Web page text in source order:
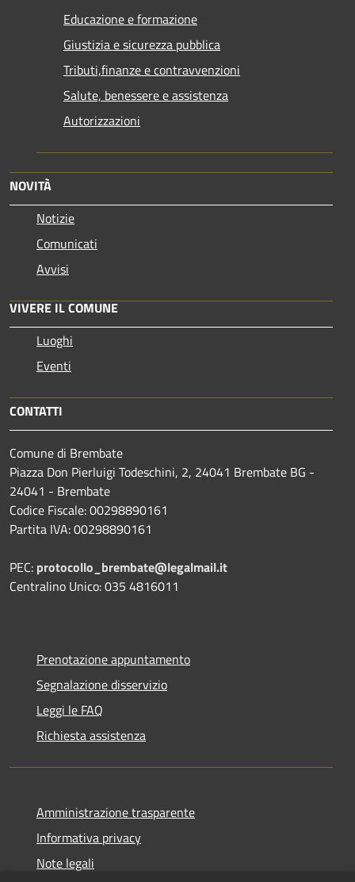
Educazione e formazione
Giustizia e sicurezza pubblica
Tributi,finanze e contravvenzioni
Salute, benessere e assistenza
Autorizzazioni
NOVITÀ
Notizie
Comunicati
Avvisi
VIVERE IL COMUNE
Luoghi
Eventi
CONTATTI
Comune di Brembate
Piazza Don Pierluigi Todeschini, 2, 24041 Brembate BG -
24041 - Brembate
Codice Fiscale: 00298890161
Partita IVA: 00298890161
PEC: protocollo_brembate@legalmail.it
Centralino Unico: 035 4816011
Prenotazione appuntamento
Segnalazione disservizio
Leggi le FAQ
Richiesta assistenza
Amministrazione trasparente
Informativa privacy
Note legali